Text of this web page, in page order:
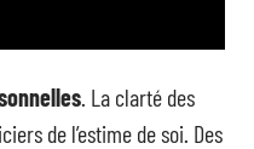
. La clarté des
de l’estime de soi. Des